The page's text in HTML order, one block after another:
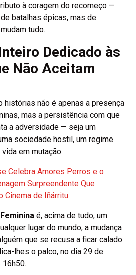
à coragem do recomeço —
batalhas épicas, mas de
tudo.
Dedicado às
Não Aceitam
histórias não é apenas a presença
mas a persistência com que
a adversidade — seja um
sociedade hostil, um regime
em mutação.
Celebra Amores Perros e o
Surpreendente Que
Cinema de Iñárritu
é, acima de tudo, um
lugar do mundo, a mudança
que se recusa a ficar calado.
lhes o palco, no dia 29 de
16h50.